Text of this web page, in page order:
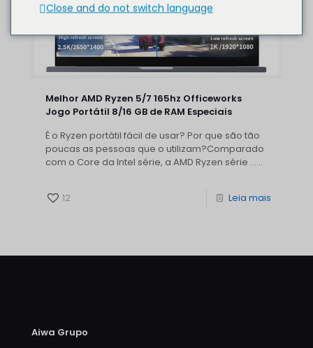
Melhor AMD Ryzen 5/7 165hz Officeworks
Jogo Portátil 8/16 GB de RAM Especiais
É o Ryzen portátil fácil de usar? Por que são tão
poucas as pessoas que o utilizam?Comparado
com o Core da Intel série, a AMD Ryzen série ......
12 Leia mais
Aiwa Grupo
Close and do not switch language